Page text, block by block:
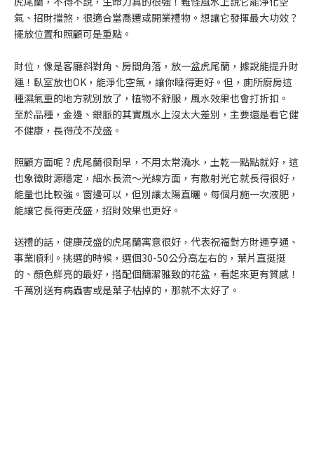
氣、招財擋煞，很適合當喬遷或開業禮物。想讓它發揮最大功效？
擺放位置和照顧可是重點。
財位，像是客廳斜對角、房間角落，放一盆虎尾蘭，據說能提升財
運！臥室放也OK，能淨化空氣，讓你睡得更好。但，廁所廚房這
種濕氣重的地方就別放了，植物不舒服，風水效果也會打折扣。
至於品種，金邊、銀脈的其實風水上沒太大差別，主要還是看它健
不健康，長得茂不茂盛。
照顧方面呢？虎尾蘭很耐旱，不用太常澆水，土乾一點點就好，這
也象徵財源穩定，細水長流～光線方面，有散射光它就長得很好，
能量也比較強。窗邊可以，但別讓太陽直曬。每個月施一次液肥，
能讓它長得更茂盛，招財效果也更好。
送禮的話，健康茂盛的虎尾蘭寓意很好，代表祝福對方財運亨通、
事業順利。挑選的時候，選個30-50公分高左右的，葉片直挺挺
的、顏色鮮亮的最好，搭配個簡潔雅致的花盆，看起來更有質感！
千萬別送有病蟲害或是葉子枯掉的，那就不太好了。